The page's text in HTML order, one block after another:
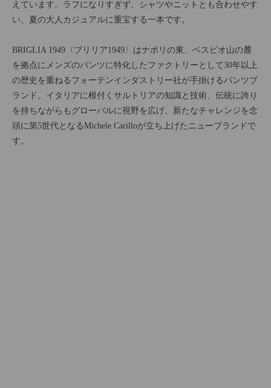
えています。ラフになりすぎず、シャツやニットとも合わせやす
い、夏の大人カジュアルに重宝する一本です。
BRIGLIA 1949〈ブリリア1949〉はナポリの東、ベスビオ山の麓
を拠点にメンズのパンツに特化したファクトリーとして30年以上
の歴史を重ねるフォーテンインダストリー社が手掛けるパンツブ
ランド。イタリアに根付くサルトリアの知識と技術、伝統に誇り
を持ちながらもグローバルに視野を広げ、新たなチャレンジを念
頭に第5世代となるMichele Carilloが立ち上げたニューブランドで
す。